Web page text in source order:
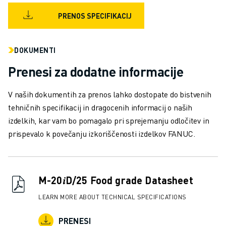
BARVANJE
TOČKOVNO VARJENJE
REZANJE ŽICE EDM
STORITVE ZA STRANKE
SKRB ZA STRANKE
NAČRTI DRUŽBE FANUC
PODROČJE IN VZDRŽEVANJE
PONOVNA IZDELAVA
ORODJA ZA DIGITALNE STORITVE
CENTER ZA PRENOS » MYFANUC
PRENOS SPECIFIKACIJ
DOKUMENTI
Prenesi za dodatne informacije
V naših dokumentih za prenos lahko dostopate do bistvenih
tehničnih specifikacij in dragocenih informacij o naših
izdelkih, kar vam bo pomagalo pri sprejemanju odločitev in
prispevalo k povečanju izkoriščenosti izdelkov FANUC.
M-20𝑖D/25 Food grade Datasheet
LEARN MORE ABOUT TECHNICAL SPECIFICATIONS
PRENESI